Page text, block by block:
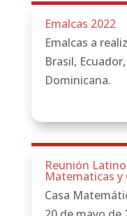
Emalcas 2022
Emalcas a
Brasil,
Dominicana.
Reunión
Matematicas y
Casa